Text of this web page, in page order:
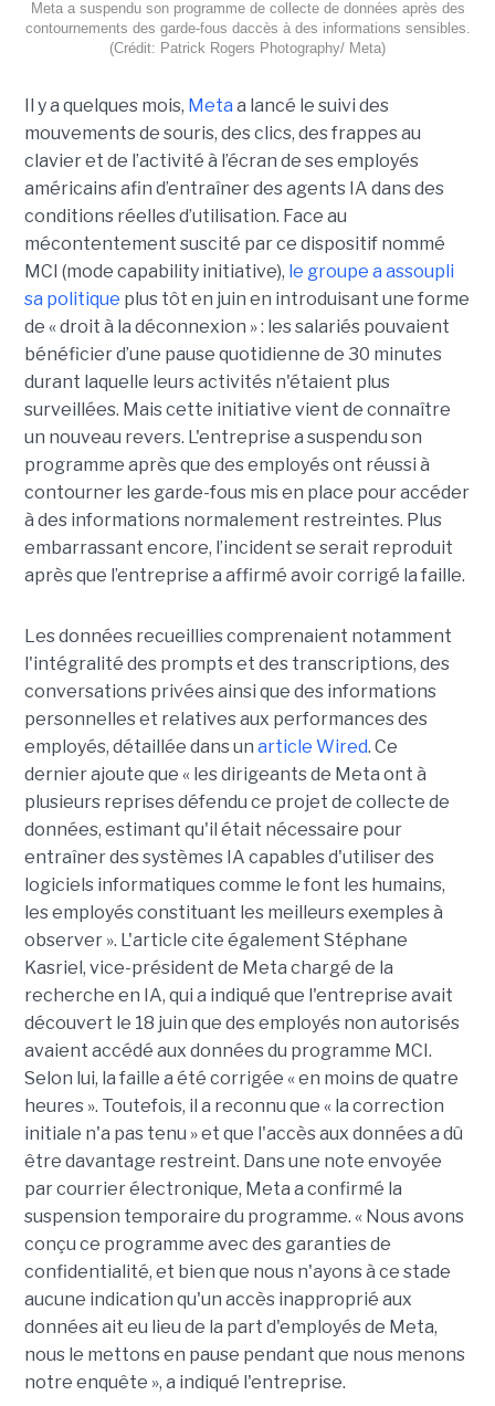
Meta a suspendu son programme de collecte de données après des
contournements des garde-fous daccès à des informations sensibles.
(Crédit: Patrick Rogers Photography/ Meta)
Il y a quelques mois, Meta a lancé le suivi des
mouvements de souris, des clics, des frappes au
clavier et de l’activité à l’écran de ses employés
américains afin d’entraîner des agents IA dans des
conditions réelles d’utilisation. Face au
mécontentement suscité par ce dispositif nommé
MCI (mode capability initiative), le groupe a assoupli
sa politique plus tôt en juin en introduisant une forme
de « droit à la déconnexion » : les salariés pouvaient
bénéficier d’une pause quotidienne de 30 minutes
durant laquelle leurs activités n'étaient plus
surveillées. Mais cette initiative vient de connaître
un nouveau revers. L'entreprise a suspendu son
programme après que des employés ont réussi à
contourner les garde-fous mis en place pour accéder
à des informations normalement restreintes. Plus
embarrassant encore, l’incident se serait reproduit
après que l’entreprise a affirmé avoir corrigé la faille.
Les données recueillies comprenaient notamment
l'intégralité des prompts et des transcriptions, des
conversations privées ainsi que des informations
personnelles et relatives aux performances des
employés, détaillée dans un article Wired. Ce
dernier ajoute que « les dirigeants de Meta ont à
plusieurs reprises défendu ce projet de collecte de
données, estimant qu'il était nécessaire pour
entraîner des systèmes IA capables d'utiliser des
logiciels informatiques comme le font les humains,
les employés constituant les meilleurs exemples à
observer ». L'article cite également Stéphane
Kasriel, vice-président de Meta chargé de la
recherche en IA, qui a indiqué que l'entreprise avait
découvert le 18 juin que des employés non autorisés
avaient accédé aux données du programme MCI.
Selon lui, la faille a été corrigée « en moins de quatre
heures ». Toutefois, il a reconnu que « la correction
initiale n'a pas tenu » et que l'accès aux données a dû
être davantage restreint. Dans une note envoyée
par courrier électronique, Meta a confirmé la
suspension temporaire du programme. « Nous avons
conçu ce programme avec des garanties de
confidentialité, et bien que nous n'ayons à ce stade
aucune indication qu'un accès inapproprié aux
données ait eu lieu de la part d'employés de Meta,
nous le mettons en pause pendant que nous menons
notre enquête », a indiqué l'entreprise.